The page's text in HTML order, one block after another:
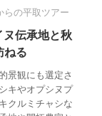
らの平取ツアー
伝承地と秋
ねる
景観にも選定さ
キやオプシヌプ
クルミチャシな
らの平取ツアー
伝承地と秋
ねる